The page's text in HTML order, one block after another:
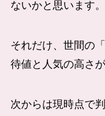
ないかと思います。
それだけ、世間の
待値と人気の高さ
次からは現時点で